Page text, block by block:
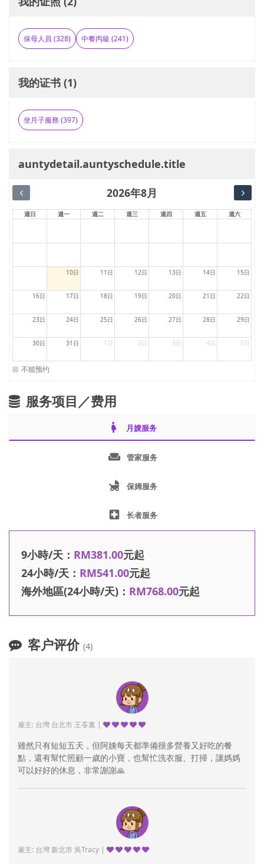
保母人員 (328) 中餐丙級 (241)
我的证书 (1)
坐月子服務 (397)
auntydetail.auntyschedule.title
2026年8月
週日 週一 週二 週三 週四 週五 週六
10日 11日 12日 13日 14日 15日
16日 17日 18日 19日 20日 21日 22日
23日 24日 25日 26日 27日 28日 29日
30日 31日 1日 2日 3日 4日 5日
不能预约
服务项目／费用
pregnant_woman 月嫂服务
weekend 管家服务
child_friendly 保姆服务
local_hospital 长者服务
9小時/天： RM381.00元起
24小時/天： RM541.00元起
海外地區(24小時/天)： RM768.00元起
客户评价 (4)
雇主: 台灣 台北市 王苓蕙 |
雖然只有短短五天，但阿姨每天都準備很多營養又好吃的餐
點，還有幫忙照顧一歲的小寶，也幫忙洗衣服、打掃，讓媽媽
可以好好的休息，非常謝謝🙏
雇主: 台灣 新北市 吳Tracy |